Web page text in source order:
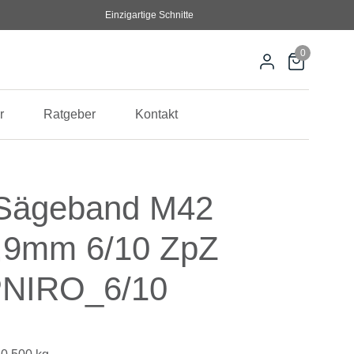
Einzigartige Schnitte
Ratgeber Kontakt
0
M42
6/10 ZpZ
10